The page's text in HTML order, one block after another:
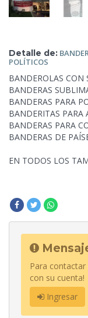
Detalle de:
POLÍTICOS
BANDEROLAS CON
BANDERAS
BANDERAS PARA
BANDERITAS PARA
BANDERAS PARA
BANDERAS DE
EN TODOS LOS
Para
con su cuenta!
Ingresar